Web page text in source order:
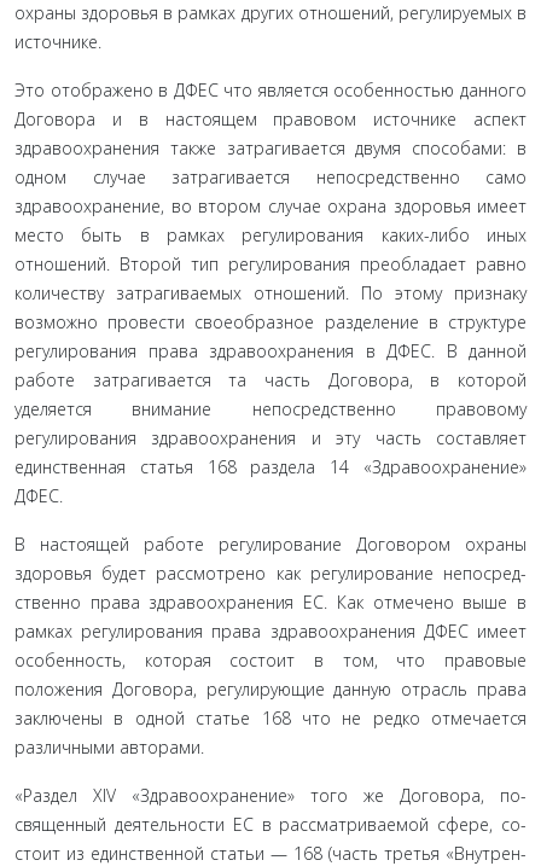
охраны здоровья в рамках других отношений, регулируемых в
источнике.
Это отображено в ДФЕС что является особенностью дан­ного
Договора и в настоящем правовом источнике аспект
здравоохранения также затрагивается двумя способами: в
од­ном случае затрагивается непосредственно само
здравоохра­нение, во втором случае охрана здоровья имеет
место быть в рамках регулирования каких-либо иных
отношений. Второй тип регулирования преобладает равно
количеству затраги­ваемых отношений. По этому признаку
возможно провести своеобразное разделение в структуре
регулирования права здравоохранения в ДФЕС. В данной
работе затрагивается та часть Договора, в которой
уделяется внимание непосред­ственно правовому
регулирования здравоохранения и эту часть составляет
единственная статья 168 раздела 14 «Здраво­охранение»
ДФЕС.
В настоящей работе регулирование Договором охраны
здоровья будет рассмотрено как регулирование непосред­
ственно права здравоохранения ЕС. Как отмечено выше в
рамках регулирования права здравоохранения ДФЕС имеет
особенность, которая состоит в том, что правовые
положения Договора, регулирующие данную отрасль права
заключены в одной статье 168 что не редко отмечается
различными ав­торами.
«Раздел XIV «Здравоохранение» того же Договора, по­
священный деятельности ЕС в рассматриваемой сфере, со­
стоит из единственной статьи — 168 (часть третья «Внутрен­